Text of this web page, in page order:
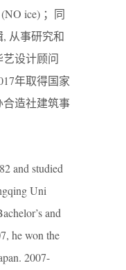
ice) ；同
从事研究和
艺设计顾问
年取得国家
造社建筑事
and studied
Uni
and
he won the
2007-